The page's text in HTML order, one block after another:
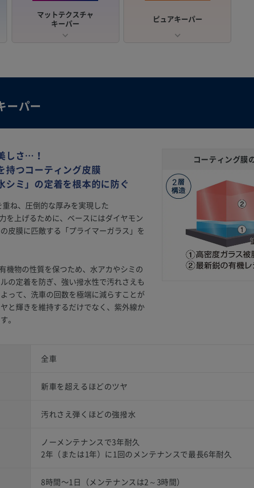
マットテクスチャ
キーパー
ピュアキーパー
ーパー
しさ…！
持つコーティング皮膜
シミ」の定着を根本的に防ぐ
重ね、圧倒的な厚みを実現した
を上げるために、ベースにはダイヤモン
皮膜に匹敵する「プライマーガラス」を
機物の性質を保つため、水アカやシミの
の定着を防ぎ、強い撥水性で汚れさえも
って、洗車の回数を極端に減らすことが
と輝きを維持するだけでなく、紫外線か
。
コーティング膜
全車
新車を超えるほどのツヤ
汚れさえ弾くほどの強撥水
ノーメンテナンスで3年耐久
2年（または1年）に1回のメンテナンスで最長6年耐久
8時間〜1日（メンテナンスは2～3時間）